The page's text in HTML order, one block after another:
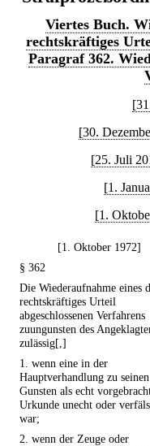
Viertes Buch.
rechtskräftiges
Paragraf 362.
[30.
[25. Juli
[1.
[1.
[1. Oktober 1972]
§ 362
Die Wiederaufnahme eines
rechtskräftiges Urteil
abgeschlossenen Verfahrens
zuungunsten des
zulässig[,]
1. wenn eine in der
Hauptverhandlung zu seinen
Gunsten als echt
Urkunde unecht oder
war;
2. wenn der Zeuge oder